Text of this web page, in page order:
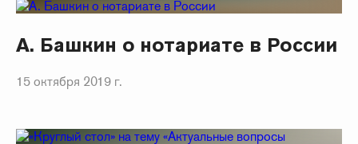
А. Башкин о нотариате в России
15 октября 2019 г.